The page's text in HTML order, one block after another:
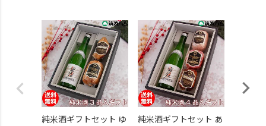
純米酒ギフトセット ゆ
純米酒ギフトセット あ